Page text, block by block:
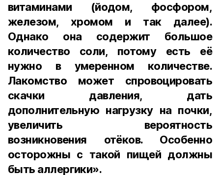
витаминами (йодом, фосфором,
железом, хромом и так далее).
Однако она содержит большое
количество соли, потому есть её
нужно в умеренном количестве.
Лакомство может спровоцировать
скачки давления, дать
дополнительную нагрузку на почки,
увеличить вероятность
возникновения отёков. Особенно
осторожны с такой пищей должны
быть аллергики».